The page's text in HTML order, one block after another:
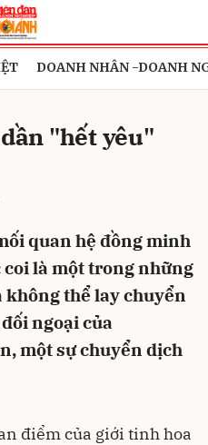
DOANH NHÂN -DOANH
"hết yêu"
quan hệ đồng minh
coi là một trong những
không thể lay chuyển
ngoại của
một sự chuyển dịch
điểm của giới tinh hoa
Hủy Gửi